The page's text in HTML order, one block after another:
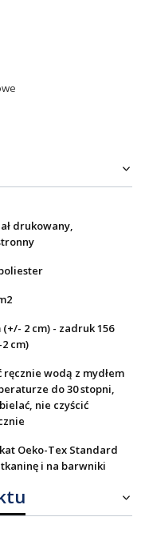
drukowany,
(+/- 2 cm) - zadruk 156
cm)
ręcznie wodą z mydłem
do 30 stopni,
nie czyścić
Oeko-Tex Standard
tkaninę i na barwniki